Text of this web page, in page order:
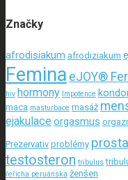
Značky
afrodisiakum afrodiziakum
Femina eJOY®
hiv hormony Impotence
maca masturbace masáž
ejakulaceorgasmus
Prezervativ problémy
testosteron tribulus
řeřicha peruánska ženšen